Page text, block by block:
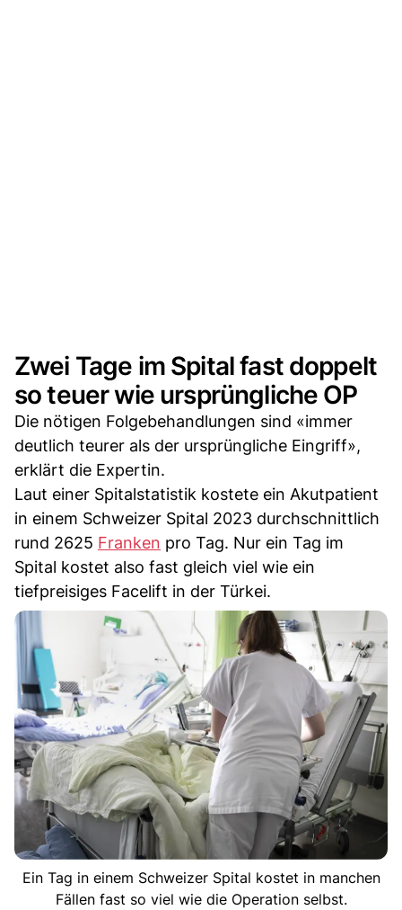
Zwei Tage im Spital fast doppelt
so teuer wie ursprüngliche OP
Die nötigen Folgebehandlungen sind «immer
deutlich teurer als der ursprüngliche Eingriff»,
erklärt die Expertin.
Laut einer Spitalstatistik kostete ein Akutpatient
in einem Schweizer Spital 2023 durchschnittlich
rund 2625 Franken pro Tag. Nur ein Tag im
Spital kostet also fast gleich viel wie ein
tiefpreisiges Facelift in der Türkei.
Ein Tag in einem Schweizer Spital kostet in manchen
Fällen fast so viel wie die Operation selbst.